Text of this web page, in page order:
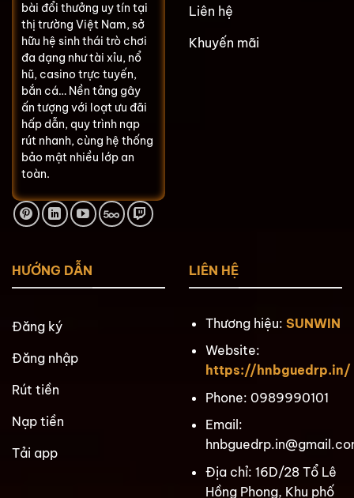
bài đổi thưởng uy tín tại
thị trường Việt Nam, sở
hữu hệ sinh thái trò chơi
đa dạng như tài xỉu, nổ
hũ, casino trực tuyến,
bắn cá… Nền tảng gây
ấn tượng với loạt ưu đãi
hấp dẫn, quy trình nạp
rút nhanh, cùng hệ thống
bảo mật nhiều lớp an
toàn.
Liên hệ
Khuyến mãi
HƯỚNG DẪN
Đăng ký
Đăng nhập
Rút tiền
Nạp tiền
Tải app
LIÊN HỆ
Thương hiệu: SUNWIN
Website:
https://hnbguedrp.in/
Phone: 0989990101
Email:
Địa chỉ: 16D/28 Tổ Lê
Hồng Phong, Khu phố